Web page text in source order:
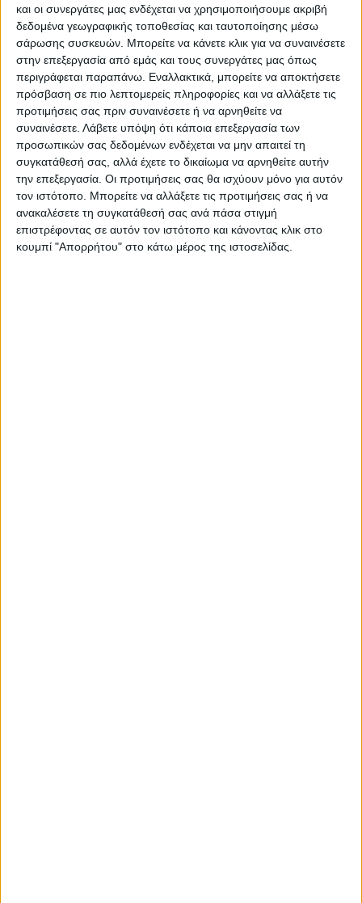
και οι συνεργάτες μας ενδέχεται να χρησιμοποιήσουμε ακριβή
δεδομένα γεωγραφικής τοποθεσίας και ταυτοποίησης μέσω
σάρωσης συσκευών. Μπορείτε να κάνετε κλικ για να συναινέσετε
στην επεξεργασία από εμάς και τους συνεργάτες μας όπως
περιγράφεται παραπάνω. Εναλλακτικά, μπορείτε να αποκτήσετε
πρόσβαση σε πιο λεπτομερείς πληροφορίες και να αλλάξετε τις
προτιμήσεις σας πριν συναινέσετε ή να αρνηθείτε να
συναινέσετε. Λάβετε υπόψη ότι κάποια επεξεργασία των
προσωπικών σας δεδομένων ενδέχεται να μην απαιτεί τη
συγκατάθεσή σας, αλλά έχετε το δικαίωμα να αρνηθείτε αυτήν
την επεξεργασία. Οι προτιμήσεις σας θα ισχύουν μόνο για αυτόν
τον ιστότοπο. Μπορείτε να αλλάξετε τις προτιμήσεις σας ή να
ανακαλέσετε τη συγκατάθεσή σας ανά πάσα στιγμή
επιστρέφοντας σε αυτόν τον ιστότοπο και κάνοντας κλικ στο
κουμπί "Απορρήτου" στο κάτω μέρος της ιστοσελίδας.
ΠΑΡΟΜΟΙΑ ΑΡΘΡΑ